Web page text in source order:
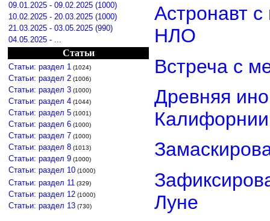
09.01.2025 - 09.02.2025 (1000)
10.02.2025 - 20.03.2025 (1000)
21.03.2025 - 03.05.2025 (990)
04.05.2025 - ...
Статьи
Статьи: раздел 1 (1024)
Статьи: раздел 2 (1006)
Статьи: раздел 3 (1000)
Статьи: раздел 4 (1044)
Статьи: раздел 5 (1001)
Статьи: раздел 6 (1000)
Статьи: раздел 7 (1000)
Статьи: раздел 8 (1013)
Статьи: раздел 9 (1000)
Статьи: раздел 10 (1000)
Статьи: раздел 11 (329)
Статьи: раздел 12 (1000)
Статьи: раздел 13 (730)
Астронавт
НЛО
Встреча с
Древняя
Калифорнии
Луне